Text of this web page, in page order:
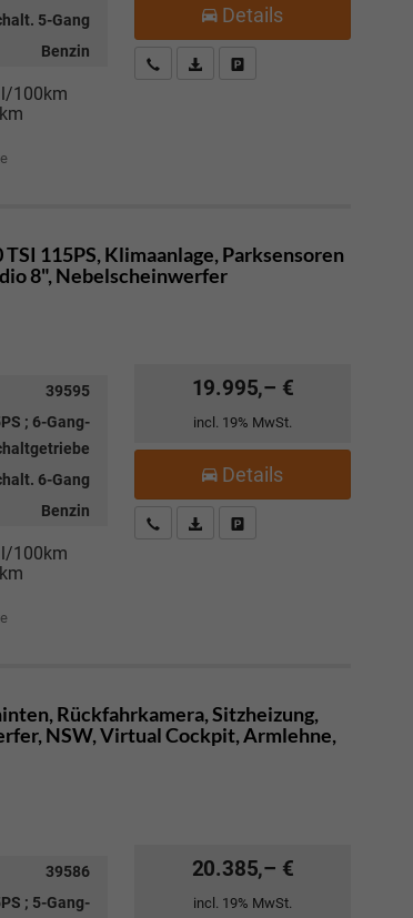
5-Gang
Benzin
l/100km
Details
Kostenloser Rückruf-Service
PDF-Datei, Fahrzeugexposé
115PS, Klimaanlage, Parksensoren
8", Nebelscheinwerfer
39595
; 6-Gang-
6-Gang
Benzin
l/100km
19.995,– €
incl. 19% MwSt.
Details
Kostenloser Rückruf-Service
PDF-Datei, Fahrzeugexposé
Rückfahrkamera, Sitzheizung,
NSW, Virtual Cockpit, Armlehne,
39586
; 5-Gang-
20.385,– €
incl. 19% MwSt.